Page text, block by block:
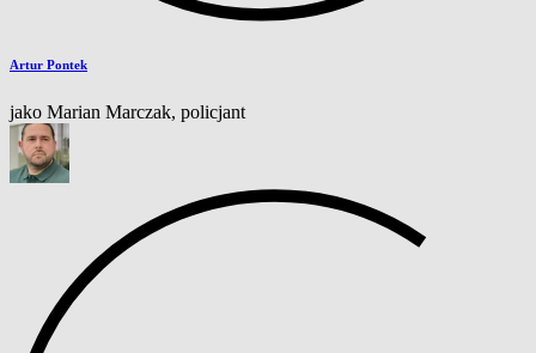
Artur Pontek
jako Marian Marczak, policjant